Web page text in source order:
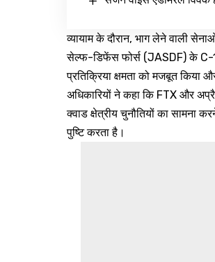
व्यायाम के दौरान, भाग लेने वाली
सेल्फ-डिफेंस फोर्स (JASDF) के C-
प्रतिक्रिया क्षमता को मजबूत किया
अधिकारियों ने कहा कि FTX और
क्वाड क्षेत्रीय चुनौतियों का सामना
पुष्टि करता है।